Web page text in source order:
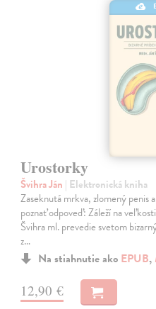
Urostorky
Švihra Ján | Elektronická kniha
Zaseknutá mrkva, zlomený penis
poznať odpoveď: Záleží na
Švihra ml. prevedie svetom
z…
Na stiahnutie ako EPUB,
12,90 €